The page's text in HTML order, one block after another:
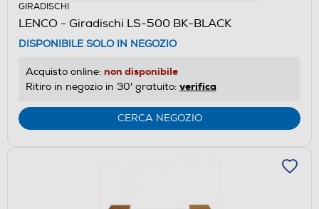
GIRADISCHI
LENCO - Giradischi LS-500 BK-BLACK
DISPONIBILE SOLO IN NEGOZIO
Acquisto online: non disponibile
Ritiro in negozio in 30' gratuito: verifica
CERCA NEGOZIO